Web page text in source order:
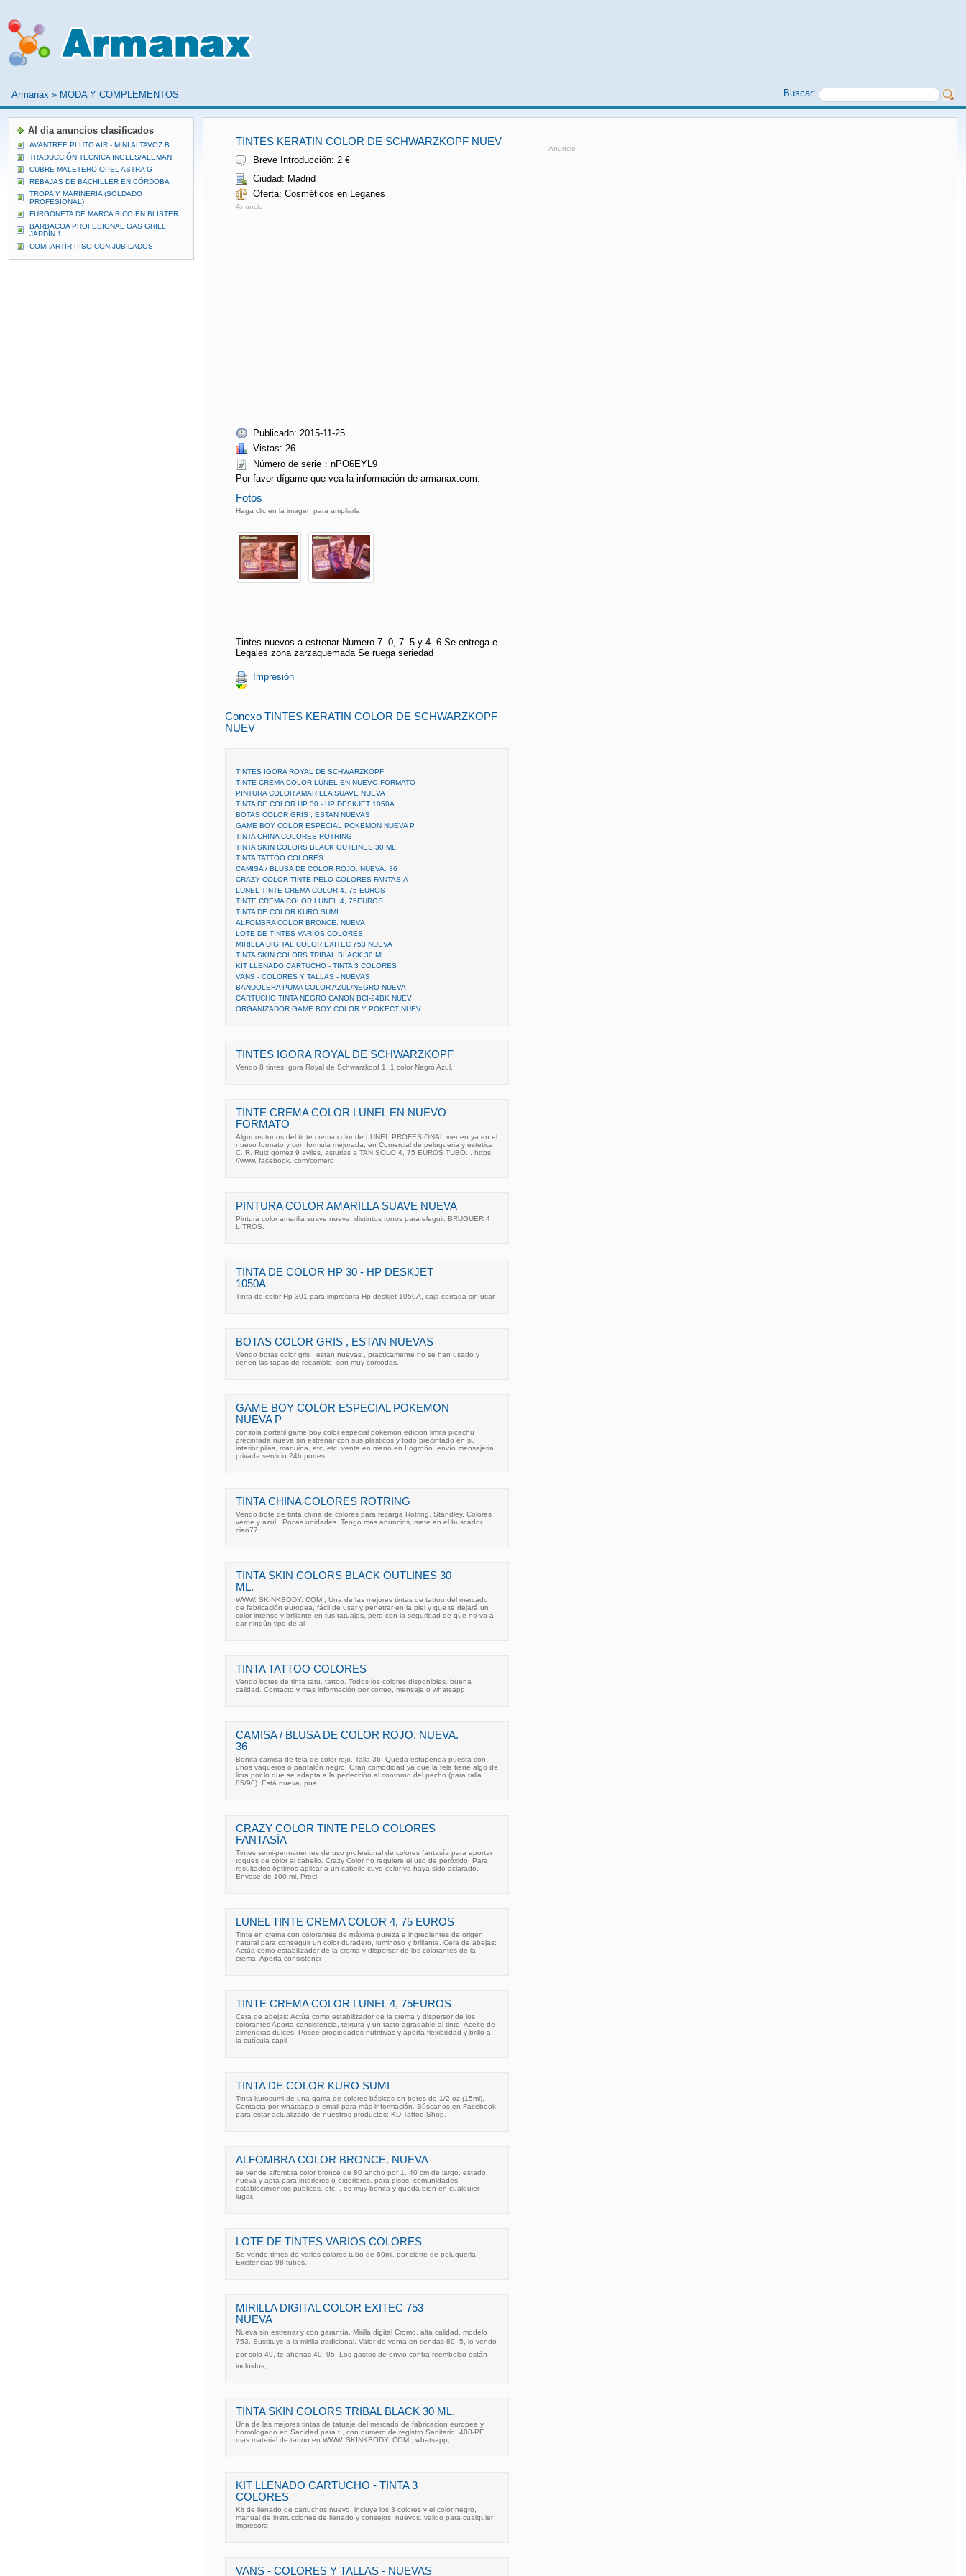
Armanax » MODA Y COMPLEMENTOS Buscar:
TINTES KERATIN COLOR DE SCHWARZKOPF NUEV
Breve Introducción: 2 €
Ciudad: Madrid
Oferta: Cosméticos en Leganes
Anuncio
Publicado: 2015-11-25
Vistas: 26
Número de serie：nPO6EYL9
Por favor dígame que vea la información de armanax.com.
Fotos
Haga clic en la imagen para ampliarla
Tintes nuevos a estrenar Numero 7. 0, 7. 5 y 4. 6 Se entrega e
Legales zona zarzaquemada Se ruega seriedad
Impresión
Anuncio
Conexo TINTES KERATIN COLOR DE SCHWARZKOPF
NUEV
TINTES IGORA ROYAL DE SCHWARZKOPF
TINTE CREMA COLOR LUNEL EN NUEVO FORMATO
PINTURA COLOR AMARILLA SUAVE NUEVA
TINTA DE COLOR HP 30 - HP DESKJET 1050A
BOTAS COLOR GRIS , ESTAN NUEVAS
GAME BOY COLOR ESPECIAL POKEMON NUEVA P
TINTA CHINA COLORES ROTRING
TINTA SKIN COLORS BLACK OUTLINES 30 ML.
TINTA TATTOO COLORES
CAMISA / BLUSA DE COLOR ROJO. NUEVA. 36
CRAZY COLOR TINTE PELO COLORES FANTASÍA
LUNEL TINTE CREMA COLOR 4, 75 EUROS
TINTE CREMA COLOR LUNEL 4, 75EUROS
TINTA DE COLOR KURO SUMI
ALFOMBRA COLOR BRONCE. NUEVA
LOTE DE TINTES VARIOS COLORES
MIRILLA DIGITAL COLOR EXITEC 753 NUEVA
TINTA SKIN COLORS TRIBAL BLACK 30 ML.
KIT LLENADO CARTUCHO - TINTA 3 COLORES
VANS - COLORES Y TALLAS - NUEVAS
BANDOLERA PUMA COLOR AZUL/NEGRO NUEVA
CARTUCHO TINTA NEGRO CANON BCI-24BK NUEV
ORGANIZADOR GAME BOY COLOR Y POKECT NUEV
TINTES IGORA ROYAL DE SCHWARZKOPF
Vendo 8 tintes Igora Royal de Schwarzkopf 1. 1 color Negro Azul.
TINTE CREMA COLOR LUNEL EN NUEVO
FORMATO
Algunos tonos del tinte crema color de LUNEL PROFESIONAL vienen ya en el
nuevo formato y con formula mejorada, en Comercial de peluqueria y estetica
C. R. Ruiz gomez 9 aviles, asturias a TAN SOLO 4, 75 EUROS TUBO. . https:
//www. facebook. com/comerc
PINTURA COLOR AMARILLA SUAVE NUEVA
Pintura color amarilla suave nueva, distintos tonos para eleguir. BRUGUER 4
LITROS.
TINTA DE COLOR HP 30 - HP DESKJET
1050A
Tinta de color Hp 301 para impresora Hp deskjet 1050A, caja cerrada sin usar.
BOTAS COLOR GRIS , ESTAN NUEVAS
Vendo botas color gris , estan nuevas , practicamente no se han usado y
tienen las tapas de recambio, son muy comodas.
GAME BOY COLOR ESPECIAL POKEMON
NUEVA P
consola portatil game boy color especial pokemon edicion limita picachu
precintada nueva sin estrenar con sus plasticos y todo precintado en su
interior pilas, maquina, etc, etc. venta en mano en Logroño. envío mensajeria
privada servicio 24h portes
TINTA CHINA COLORES ROTRING
Vendo bote de tinta china de colores para recarga Rotring, Standley. Colores
verde y azul . Pocas unidades. Tengo mas anuncios, mete en el buscador
ciao77
TINTA SKIN COLORS BLACK OUTLINES 30
ML.
WWW. SKINKBODY. COM , Una de las mejores tintas de tattoo del mercado
de fabricación europea, fácil de usar y penetrar en la piel y que te dejará un
color intenso y brillante en tus tatuajes, pero con la seguridad de que no va a
dar ningún tipo de al
TINTA TATTOO COLORES
Vendo botes de tinta tatu. tattoo. Todos los colores disponibles. buena
calidad. Contacto y mas información por correo, mensaje o whatsapp.
CAMISA / BLUSA DE COLOR ROJO. NUEVA.
36
Bonita camisa de tela de color rojo. Talla 36. Queda estupenda puesta con
unos vaqueros o pantalón negro. Gran comodidad ya que la tela tiene algo de
licra por lo que se adapta a la perfección al contorno del pecho (para talla
85/90). Está nueva, pue
CRAZY COLOR TINTE PELO COLORES
FANTASÍA
Tintes semi-permanentes de uso profesional de colores fantasía para aportar
toques de color al cabello. Crazy Color no requiere el uso de peróxido. Para
resultados óptimos aplicar a un cabello cuyo color ya haya sido aclarado.
Envase de 100 ml. Preci
LUNEL TINTE CREMA COLOR 4, 75 EUROS
Tinte en crema con colorantes de máxima pureza e ingredientes de origen
natural para conseguir un color duradero, luminoso y brillante. Cera de abejas:
Actúa como estabilizador de la crema y dispersor de los colorantes de la
crema. Aporta consistenci
TINTE CREMA COLOR LUNEL 4, 75EUROS
Cera de abejas: Actúa como estabilizador de la crema y dispersor de los
colorantes Aporta consistencia, textura y un tacto agradable al tinte. Aceite de
almendras dulces: Posee propiedades nutritivas y aporta flexibilidad y brillo a
la cutícula capil
TINTA DE COLOR KURO SUMI
Tinta kurosumi de una gama de colores básicos en botes de 1/2 oz (15ml).
Contacta por whatsapp o email para más información. Búscanos en Facebook
para estar actualizado de nuestros productos: KD Tattoo Shop.
ALFOMBRA COLOR BRONCE. NUEVA
se vende alfombra color bronce de 80 ancho por 1. 40 cm de largo. estado
nueva y apta para interiores o exteriores. para pisos, comunidades,
establecimientos publicos, etc. . es muy bonita y queda bien en cualquier
lugar.
LOTE DE TINTES VARIOS COLORES
Se vende tintes de varios colores tubo de 60ml. por cierre de peluqueria.
Existencias 98 tubos.
MIRILLA DIGITAL COLOR EXITEC 753
NUEVA
Nueva sin estrenar y con garantía. Mirilla digital Cromo, alta calidad, modelo
753. Sustituye a la mirilla tradicional. Valor de venta en tiendas 89, 5, lo vendo
por solo 49, te ahorras 40, 95. Los gastos de envió contra reembolso están
incluidos,
TINTA SKIN COLORS TRIBAL BLACK 30 ML.
Una de las mejores tintas de tatuaje del mercado de fabricación europea y
homologado en Sanidad para tí, con número de registro Sanitario: 408-PE.
mas material de tattoo en WWW. SKINKBODY. COM , whatsapp,
KIT LLENADO CARTUCHO - TINTA 3
COLORES
Kit de llenado de cartuchos nuevo, incluye los 3 colores y el color negro,
manual de instrucciones de llenado y consejos, nuevos. valido para cualquier
impresora
VANS - COLORES Y TALLAS - NUEVAS
Al día anuncios clasificados
AVANTREE PLUTO AIR - MINI ALTAVOZ B
TRADUCCIÓN TECNICA INGLES/ALEMAN
CUBRE-MALETERO OPEL ASTRA G
REBAJAS DE BACHILLER EN CÓRDOBA
TROPA Y MARINERIA (SOLDADO
PROFESIONAL)
FURGONETA DE MARCA RICO EN BLISTER
BARBACOA PROFESIONAL GAS GRILL
JARDÍN 1
COMPARTIR PISO CON JUBILADOS